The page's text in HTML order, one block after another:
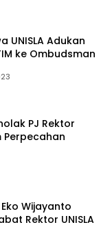
UNISLA Adukan
ke Ombudsman
PJ Rektor
Perpecahan
Wijayanto
Rektor UNISLA